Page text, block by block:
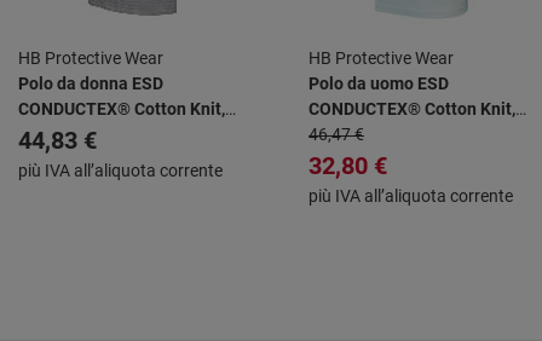
HB Protective Wear
Polo da donna ESD
CONDUCTEX® Cotton Knit,
grigio argento, Taglia: L
44,83 €
più IVA all’aliquota corrente
HB Protective Wear
Polo da uomo ESD
CONDUCTEX® Cotton Knit,
bianco, Taglia: L
46,47 €
32,80 €
più IVA all’aliquota corrente